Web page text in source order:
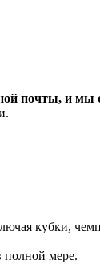
почты, и
кубки,
полной мере.